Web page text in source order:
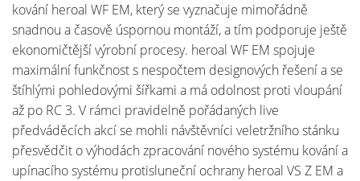
kování heroal WF EM, který se vyznačuje mimořádně
snadnou a časově úspornou montáží, a tím podporuje ještě
ekonomičtější výrobní procesy. heroal WF EM spojuje
maximální funkčnost s nespočtem designových řešení a se
štíhlými pohledovými šířkami a má odolnost proti vloupání
až po RC 3. V rámci pravidelně pořádaných live
předváděcích akcí se mohli návštěvníci veletržního stánku
přesvědčit o výhodách zpracování nového systému kování a
upínacího systému protisluneční ochrany heroal VS Z EM a